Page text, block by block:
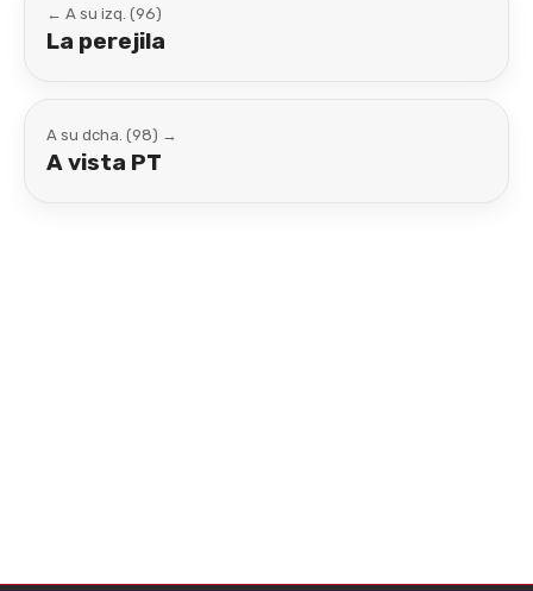
← A su izq. (96)
La perejila
A su dcha. (98) →
A vista PT